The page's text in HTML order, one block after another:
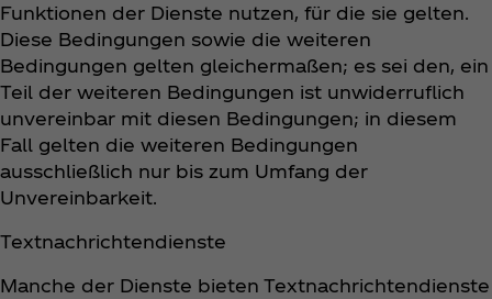
Funktionen der Dienste nutzen, für die sie gelten.
Diese Bedingungen sowie die weiteren
Bedingungen gelten gleichermaßen; es sei den, ein
Teil der weiteren Bedingungen ist unwiderruflich
unvereinbar mit diesen Bedingungen; in diesem
Fall gelten die weiteren Bedingungen
ausschließlich nur bis zum Umfang der
Unvereinbarkeit.
Textnachrichtendienste
Manche der Dienste bieten Textnachrichtendienste